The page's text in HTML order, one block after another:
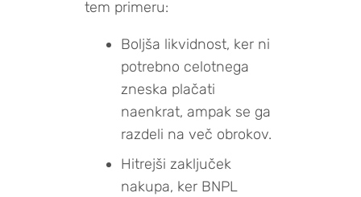
tem primeru:
Boljša likvidnost, ker ni
potrebno celotnega
zneska plačati
naenkrat, ampak se ga
razdeli na več obrokov.
Hitrejši zaključek
nakupa, ker BNPL